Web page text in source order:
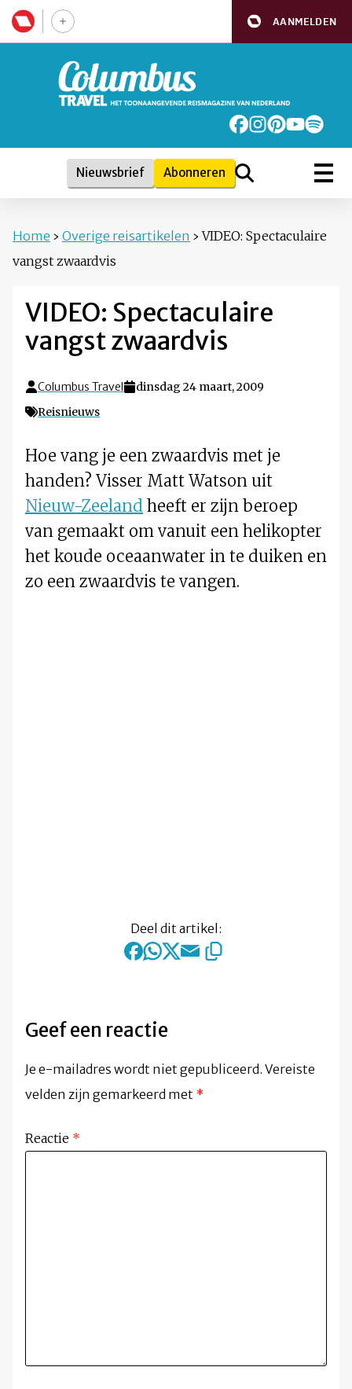
AANMELDEN
Nieuwsbrief Abonneren
Home › Overige reisartikelen › VIDEO: Spectaculaire
vangst zwaardvis
VIDEO: Spectaculaire
vangst zwaardvis
Columbus Travel
dinsdag 24 maart, 2009
Reisnieuws
Hoe vang je een zwaardvis met je
handen? Visser Matt Watson uit
Nieuw-Zeeland heeft er zijn beroep
van gemaakt om vanuit een helikopter
het koude oceaanwater in te duiken en
zo een zwaardvis te vangen.
Deel dit artikel:
Geef een reactie
Je e-mailadres wordt niet gepubliceerd. Vereiste
velden zijn gemarkeerd met *
Reactie *